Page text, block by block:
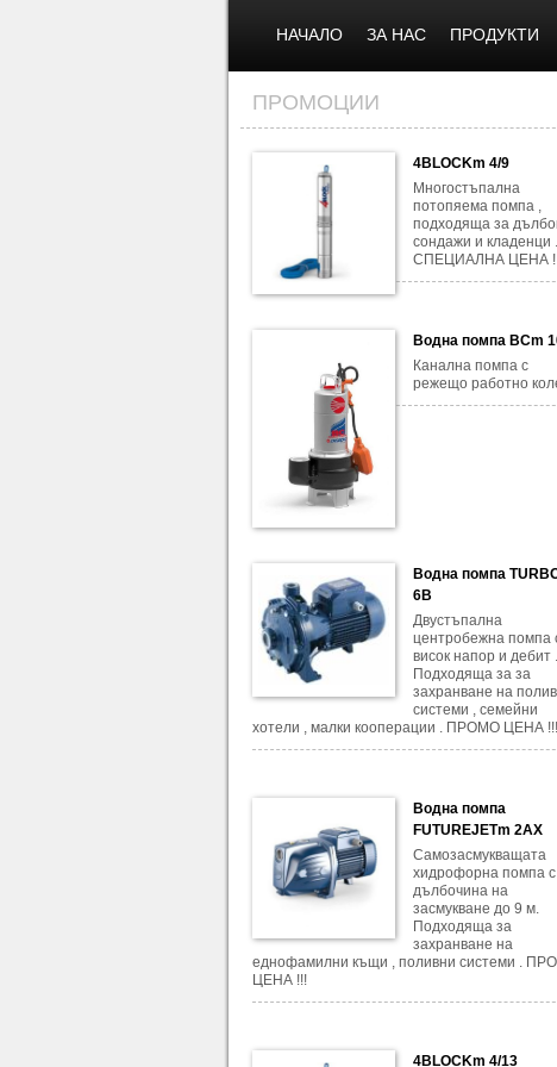
НАЧАЛО ЗА НАС ПРОДУКТИ
ПРОМОЦИИ
4BLOCKm 4/9
Многостъпална
потопяема помпа ,
подходяща за
сондажи и кладенци .
СПЕЦИАЛНА ЦЕНА !
Водна помпа BCm
Канална помпа с
режещо работно
Водна помпа
6B
Двустъпална
центробежна помпа
висок напор и дебит .
Подходяща за за
захранване на
системи , семейни
хотели , малки кооперации . ПРОМО ЦЕНА !!!
Водна помпа
FUTUREJETm 2AX
Самозасмукващата
хидрофорна помпа с
дълбочина на
засмукване до 9 м.
Подходяща за
захранване на
еднофамилни къщи , поливни системи .
ЦЕНА !!!
4BLOCKm 4/13